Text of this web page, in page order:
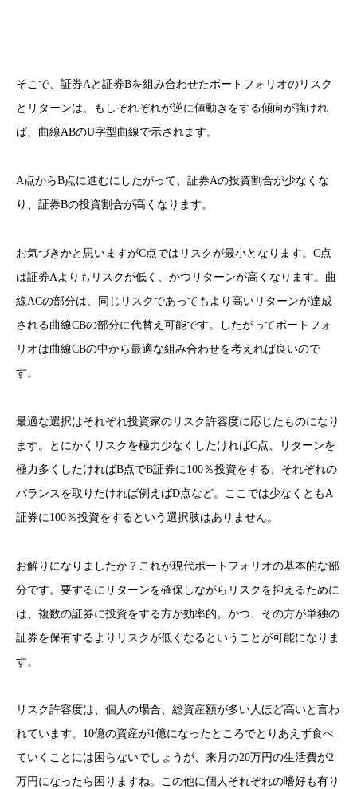
そこで、証券Aと証券Bを組み合わせたポートフォリオのリスク
とリターンは、もしそれぞれが逆に値動きをする傾向が強けれ
ば、曲線ABのU字型曲線で示されます。
A点からB点に進むにしたがって、証券Aの投資割合が少なくな
り、証券Bの投資割合が高くなります。
お気づきかと思いますがC点ではリスクが最小となります。C点
は証券Aよりもリスクが低く、かつリターンが高くなります。曲
線ACの部分は、同じリスクであってもより高いリターンが達成
される曲線CBの部分に代替え可能です。したがってポートフォ
リオは曲線CBの中から最適な組み合わせを考えれば良いので
す。
最適な選択はそれぞれ投資家のリスク許容度に応じたものになり
ます。とにかくリスクを極力少なくしたければC点、リターンを
極力多くしたければB点でB証券に100％投資をする、それぞれの
バランスを取りたければ例えばD点など。ここでは少なくともA
証券に100％投資をするという選択肢はありません。
お解りになりましたか？これが現代ポートフォリオの基本的な部
分です。要するにリターンを確保しながらリスクを抑えるために
は、複数の証券に投資をする方が効率的。かつ、その方が単独の
証券を保有するよりリスクが低くなるということが可能になりま
す。
リスク許容度は、個人の場合、総資産額が多い人ほど高いと言わ
れています。10億の資産が1億になったところでとりあえず食べ
ていくことには困らないでしょうが、来月の20万円の生活費が2
万円になったら困りますね。この他に個人それぞれの嗜好も有り